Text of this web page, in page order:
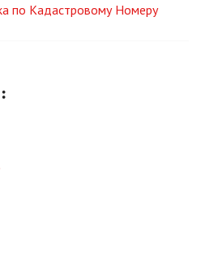
по Кадастровому Номеру